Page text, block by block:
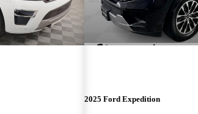
2025 Ford Expedition